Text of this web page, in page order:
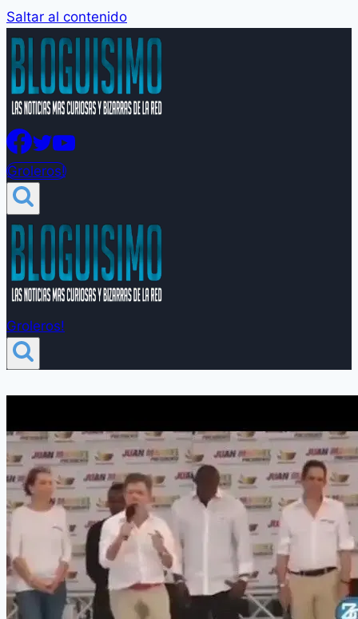
Saltar al contenido
Groleros!
Groleros!